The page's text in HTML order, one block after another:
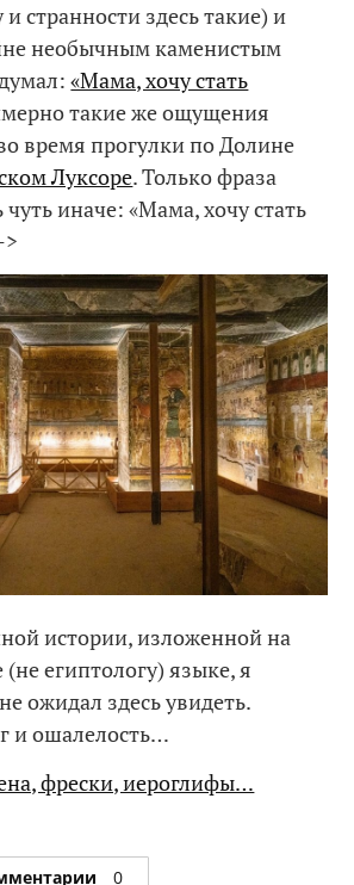
странности здесь такие) и
необычным каменистым
«Мама, хочу стать
такие же ощущения
время прогулки по Долине
Луксоре. Только фраза
иначе: «Мама, хочу стать
истории, изложенной на
египтологу) языке, я
ожидал здесь увидеть.
и ошалелость…
фрески, иероглифы…
0